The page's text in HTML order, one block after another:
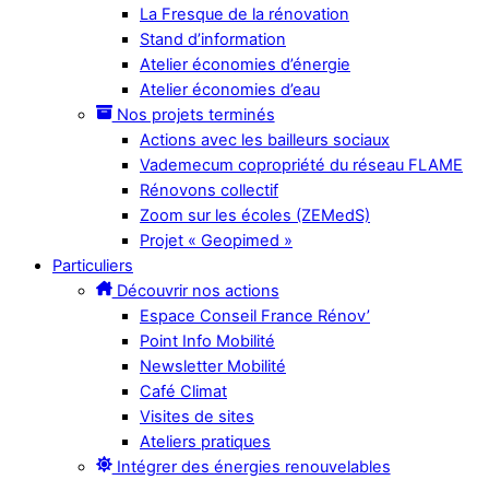
La Fresque de la rénovation
Stand d’information
Atelier économies d’énergie
Atelier économies d’eau
Nos projets terminés
Actions avec les bailleurs sociaux
Vademecum copropriété du réseau FLAME
Rénovons collectif
Zoom sur les écoles (ZEMedS)
Projet « Geopimed »
Particuliers
Découvrir nos actions
Espace Conseil France Rénov’
Point Info Mobilité
Newsletter Mobilité
Café Climat
Visites de sites
Ateliers pratiques
Intégrer des énergies renouvelables